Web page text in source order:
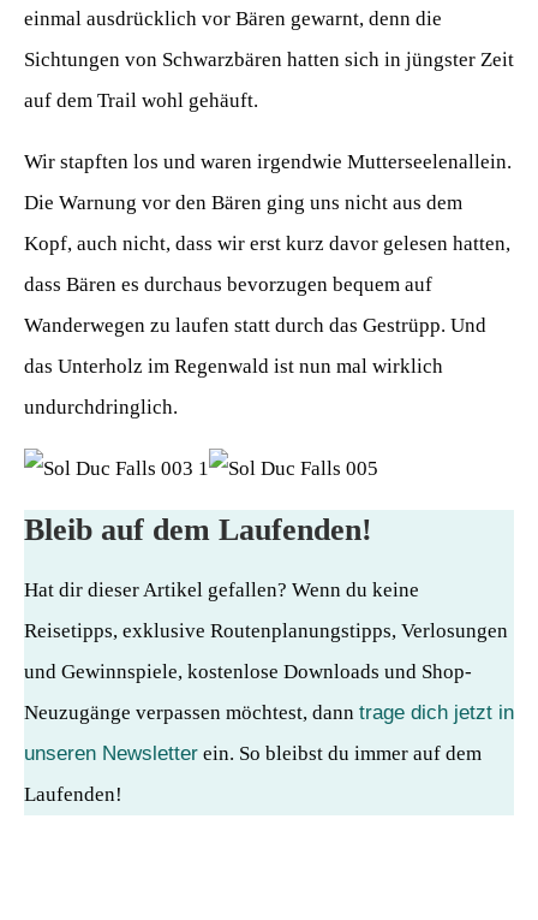
einmal ausdrücklich vor Bären gewarnt, denn die
Sichtungen von Schwarzbären hatten sich in jüngster Zeit
auf dem Trail wohl gehäuft.
Wir stapften los und waren irgendwie Mutterseelenallein.
Die Warnung vor den Bären ging uns nicht aus dem
Kopf, auch nicht, dass wir erst kurz davor gelesen hatten,
dass Bären es durchaus bevorzugen bequem auf
Wanderwegen zu laufen statt durch das Gestrüpp. Und
das Unterholz im Regenwald ist nun mal wirklich
undurchdringlich.
Bleib auf dem Laufenden!
Hat dir dieser Artikel gefallen? Wenn du keine
Reisetipps, exklusive Routenplanungstipps, Verlosungen
und Gewinnspiele, kostenlose Downloads und Shop-
Neuzugänge verpassen möchtest, dann trage dich jetzt in
unseren Newsletter ein. So bleibst du immer auf dem
Laufenden!